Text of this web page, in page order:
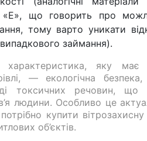
«Е», що говорить про
тому варто уникати
займання).
яку має
— екологічна
токсичних речовин, що
людини. Особливо це
купити вітрозахисну
об’єктів.